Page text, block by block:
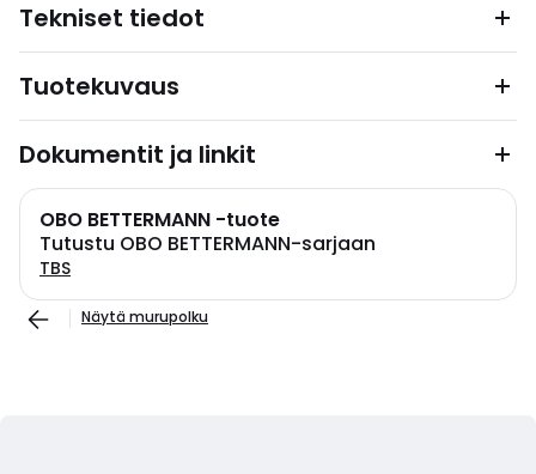
Tekniset tiedot
Tuotekuvaus
Dokumentit ja linkit
OBO BETTERMANN -tuote
Tutustu OBO BETTERMANN-sarjaan
TBS
Näytä murupolku